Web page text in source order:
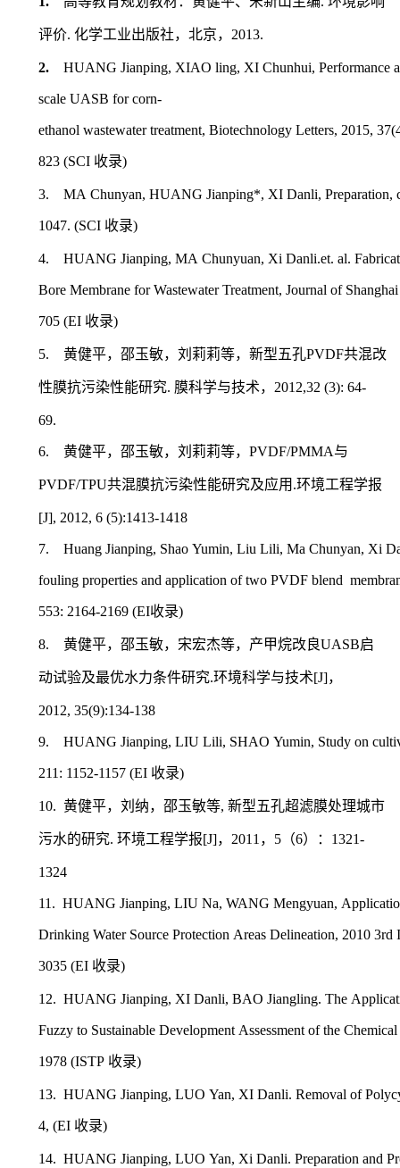
评价. 化学工业出版社，北京， 2013.
2. HUANG Jianping, XIAO ling, XI Chunhui, Performance
scale UASB for corn-
ethanol wastewater treatment, Biotechnology Letters, 2015,
823 (SCI 收录)
3. MA Chunyan, HUANG Jianping*, XI Danli, Preparation,
1047. (SCI 收录)
4. HUANG Jianping, MA Chunyuan, Xi Danli.et. al.
Bore Membrane for Wastewater Treatment, Journal of
705 (EI 收录)
5. 黄健平，邵玉敏，刘莉莉等，新型五孔PVDF共混改
性膜抗污染性能研究. 膜科学与技术， 2012,32 (3): 64-
69.
6. 黄健平，邵玉敏，刘莉莉等， PVDF/PMMA与
PVDF/TPU共混膜抗污染性能研究及应用 .环境工程学报
[J], 2012, 6 (5):1413-1418
7. Huang Jianping, Shao Yumin, Liu Lili, Ma Chunyan, Xi
fouling properties and application of two PVDF blend
553: 2164-2169 (EI收录)
8. 黄健平，邵玉敏，宋宏杰等，产甲烷改良UASB启
动试验及最优水力条件研究.环境科学与技术[J]，
2012, 35(9):134-138
9. HUANG Jianping, LIU Lili, SHAO Yumin, Study on
211: 1152-1157 (EI 收录)
10. 黄健平，刘纳，邵玉敏等, 新型五孔超滤膜处理城市
污水的研究. 环境工程学报[J]， 2011 ， 5 （6）： 1321-
1324
11. HUANG Jianping, LIU Na, WANG Mengyuan,
Drinking Water Source Protection Areas Delineation, 2010
3035 (EI 收录)
12. HUANG Jianping, XI Danli, BAO Jiangling. The
Fuzzy to Sustainable Development Assessment of the
1978 (ISTP 收录)
13. HUANG Jianping, LUO Yan, XI Danli. Removal of
4, (EI 收录)
14. HUANG Jianping, LUO Yan, Xi Danli. Preparation and